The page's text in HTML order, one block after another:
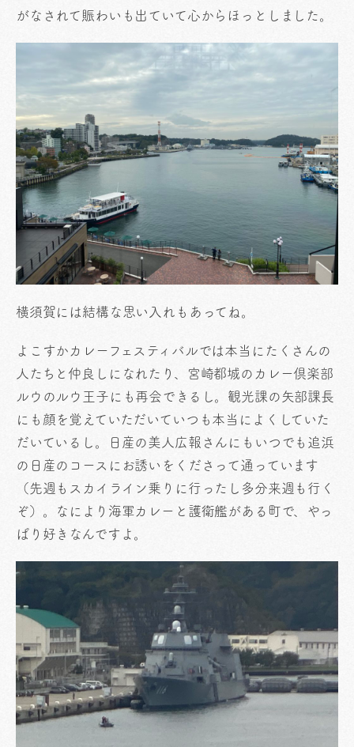
がなされて賑わいも出ていて心からほっとしました。
横須賀には結構な思い入れもあってね。
よこすかカレーフェスティバルでは本当にたくさんの
人たちと仲良しになれたり、宮崎都城のカレー倶楽部
ルウのルウ王子にも再会できるし。観光課の矢部課長
にも顔を覚えていただいていつも本当によくしていた
だいているし。日産の美人広報さんにもいつでも追浜
の日産のコースにお誘いをくださって通っています
（先週もスカイライン乗りに行ったし多分来週も行く
ぞ）。なにより海軍カレーと護衛艦がある町で、やっ
ぱり好きなんですよ。